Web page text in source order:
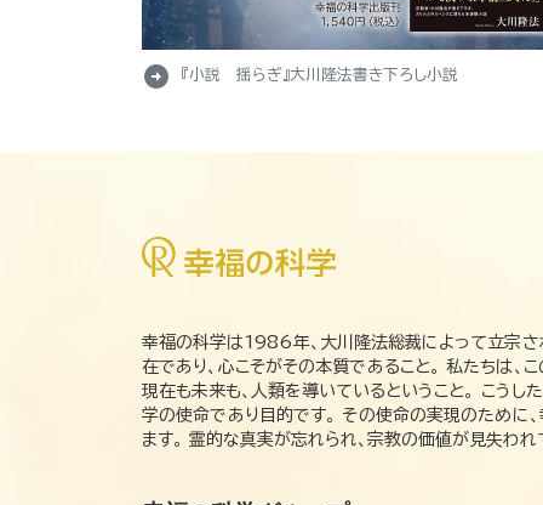
arrow_circle_right 『小説 揺らぎ』大川隆法書き下ろし小説
幸福の科学は1986年、大川隆法総裁によって立宗さ
在であり、心こそがその本質であること。 私たちは
現在も未来も、人類を導いているということ。 こう
学の使命であり目的です。 その使命の実現のために
ます。 霊的な真実が忘れられ、宗教の価値が見失わ